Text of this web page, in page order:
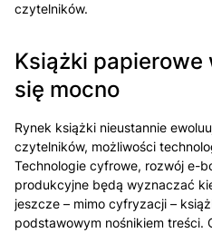
czytelników.
Książki
się mocno
Rynek książki nieustannie
czytelników, możliwości
Technologie cyfrowe, rozwój e-
produkcyjne będą wyznaczać
jeszcze – mimo cyfryzacji –
podstawowym nośnikiem treści.